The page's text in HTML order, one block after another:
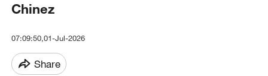
Chinez
07:09:50,01-Jul-2026
Share